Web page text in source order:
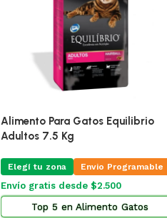
Alimento Para Gatos Equilibrio
Adultos 7.5 Kg
Elegí tu zona Envio Programable
Envío gratis desde $2.500
Top 5 en Alimento Gatos